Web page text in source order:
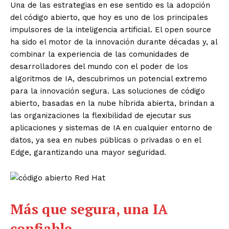
Una de las estrategias en ese sentido es la adopción
del código abierto, que hoy es uno de los principales
impulsores de la inteligencia artificial. El open source
ha sido el motor de la innovación durante décadas y, al
combinar la experiencia de las comunidades de
desarrolladores del mundo con el poder de los
algoritmos de IA, descubrimos un potencial extremo
para la innovación segura. Las soluciones de código
abierto, basadas en la nube híbrida abierta, brindan a
las organizaciones la flexibilidad de ejecutar sus
aplicaciones y sistemas de IA en cualquier entorno de
datos, ya sea en nubes públicas o privadas o en el
Edge, garantizando una mayor seguridad.
Más que segura, una IA